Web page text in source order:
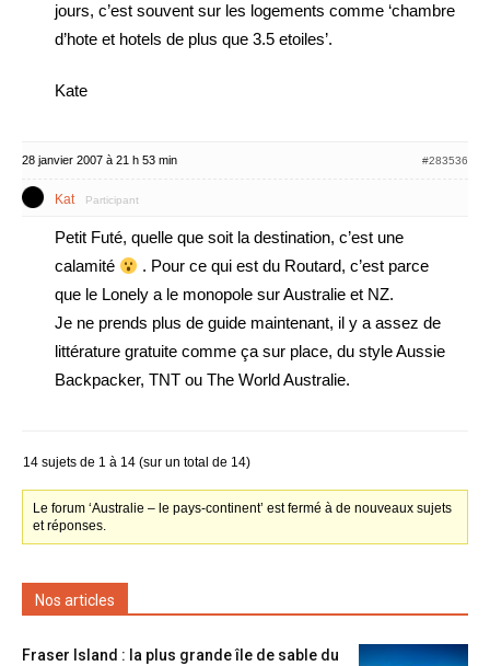
jours, c’est souvent sur les logements comme ‘chambre
d’hote et hotels de plus que 3.5 etoiles’.
Kate
28 janvier 2007 à 21 h 53 min #283536
Kat Participant
Petit Futé, quelle que soit la destination, c’est une
calamité
. Pour ce qui est du Routard, c’est parce
que le Lonely a le monopole sur Australie et NZ.
Je ne prends plus de guide maintenant, il y a assez de
littérature gratuite comme ça sur place, du style Aussie
Backpacker, TNT ou The World Australie.
14 sujets de 1 à 14 (sur un total de 14)
Le forum ‘Australie – le pays-continent’ est fermé à de nouveaux sujets
et réponses.
Nos articles
Fraser Island : la plus grande île de sable du